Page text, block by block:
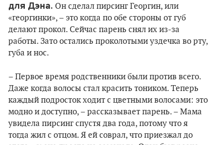
для Дэна. Он сделал пирсинг Георгин, или
«георгинки», – это когда по обе стороны от губ
делают прокол. Сейчас парень снял их из-за
работы. Зато остались проколотыми уздечка во рту,
губа и нос.
– Первое время родственники были против всего.
Даже когда волосы стал красить тоником. Теперь
каждый подросток ходит с цветными волосами: это
модно и доступно, – рассказывает парень. – Мама
увидела пирсинг спустя два года, потому что я
тогда жил с отцом. Я ей соврал, что приезжал до